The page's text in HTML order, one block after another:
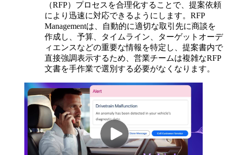
（RFP）プロセスを合理化することで、提案依頼
により迅速に対応できるようにします。RFP
Managementは、自動的に適切な取引先に商談を
作成し、予算、タイムライン、ターゲットオーデ
ィエンスなどの重要な情報を特定し、提案書内で
直接強調表示するため、営業チームは複雑なRFP
文書を手作業で選別する必要がなくなります。